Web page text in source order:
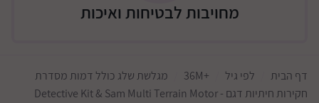
מחויבות לבטיחות ואיכות
דף הבית לפי גיל +36M
מגלשת שלג כולל דמות מסדרת
חקירות חיתיות דגם Detective Kit & Sam Multi Terrain Motor -